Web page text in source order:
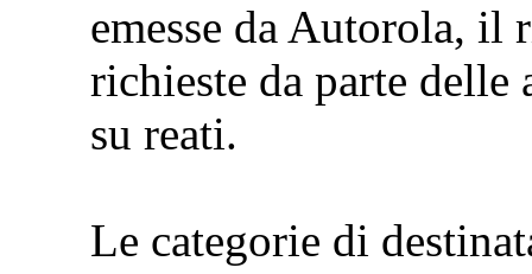
emesse da Autorola, il
richieste da parte
su reati.
Le categorie di